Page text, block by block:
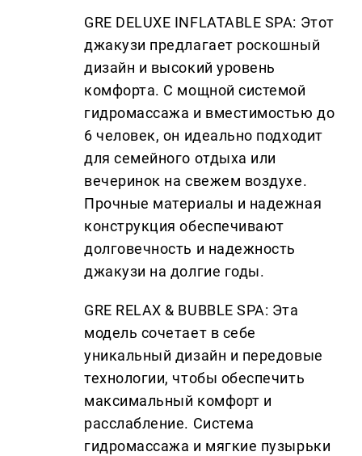
GRE DELUXE INFLATABLE SPA: Этот
джакузи предлагает роскошный
дизайн и высокий уровень
комфорта. С мощной системой
гидромассажа и вместимостью до
6 человек, он идеально подходит
для семейного отдыха или
вечеринок на свежем воздухе.
Прочные материалы и надежная
конструкция обеспечивают
долговечность и надежность
джакузи на долгие годы.
GRE RELAX & BUBBLE SPA: Эта
модель сочетает в себе
уникальный дизайн и передовые
технологии, чтобы обеспечить
максимальный комфорт и
расслабление. Система
гидромассажа и мягкие пузырьки